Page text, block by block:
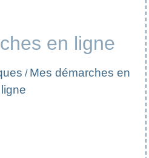
en ligne
/ Mes démarches en
ligne